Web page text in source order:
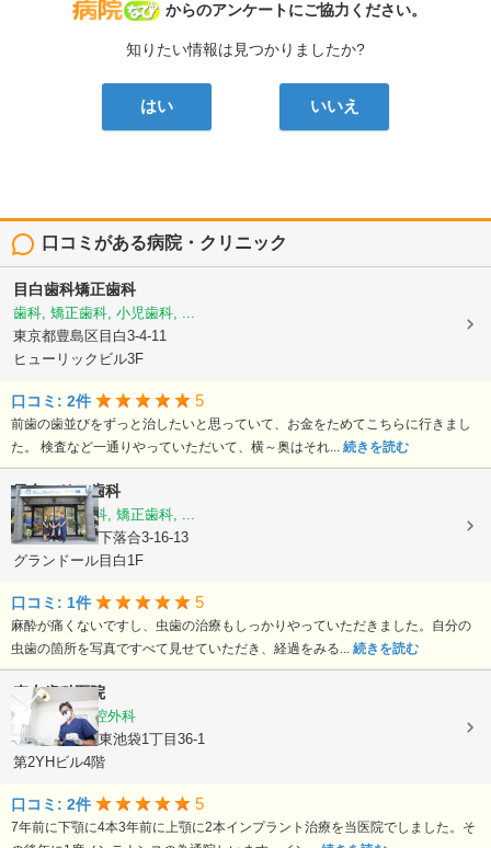
病院なび
からのアンケートにご協力ください。
知りたい情報は見つかりましたか?
はい いいえ
口コミがある病院・クリニック
目白歯科矯正歯科
歯科, 矯正歯科, 小児歯科, ...
東京都豊島区目白3-4-11
ヒューリックビル3F
口コミ: 2件 5
前歯の歯並びをずっと治したいと思っていて、お金をためてこちらに行きまし
た。 検査など一通りやっていただいて、横～奥はそれ... 続きを読む
目白マリア歯科
歯科, 小児歯科, 矯正歯科, ...
東京都新宿区下落合3-16-13
グランドール目白1F
口コミ: 1件 5
麻酔が痛くないですし、虫歯の治療もしっかりやっていただきました。自分の
虫歯の箇所を写真ですべて見せていただき、経過をみる... 続きを読む
森山歯科医院
歯科, 歯科口腔外科
東京都豊島区東池袋1丁目36-1
第2YHビル4階
口コミ: 2件 5
7年前に下顎に4本3年前に上顎に2本インプラント治療を当医院でしました。そ